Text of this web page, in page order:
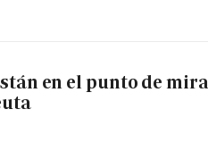
en el punto de mira